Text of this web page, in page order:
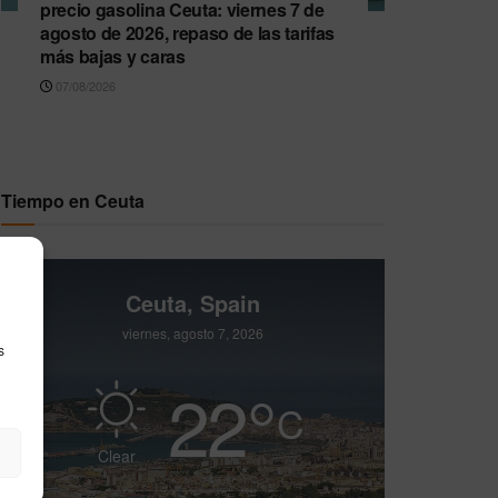
precio gasolina Ceuta: viernes 7 de
agosto de 2026, repaso de las tarifas
más bajas y caras
07/08/2026
Tiempo en Ceuta
Ceuta, Spain
viernes, agosto 7, 2026
Clear 22°C